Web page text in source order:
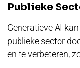
Publieke
Generatieve AI
publieke sector
en te verbeteren,